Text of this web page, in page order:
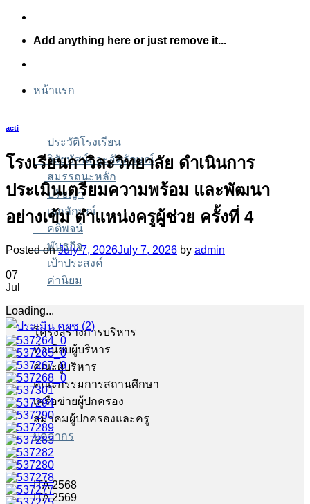
Skip
contentAdd anything here or just remove it...
หน้าแรก
ประวัติโรงเรียน
วิสัยทัศน์และอัตลักษณ์
สมรรถนะหลัก
ปรัชญา
เอกลักษณ์
คติพจน์
พันธกิจ
เป้าประสงค์
ค่านิยม
โครงสร้างการบริหาร
ทำเนียบผู้บริหาร
คณะผู้บริหาร
คณะกรรมการสถานศึกษา
เครือข่ายผู้ปกครอง
สมาคมผู้ปกครองและครู
บุคลากร
ITA 2568
ITA 2569
acti
โรงเรียนกาวิละวิทยาลัย ดำเนินการ
ประเมินเตรียมความพร้อม และพัฒนา
อย่างเข้ม ตำแหน่งครูผู้ช่วย ครั้งที่ 4
Posted onJuly 7, 2026July 7, 2026 by admin
07
Jul
Loading...